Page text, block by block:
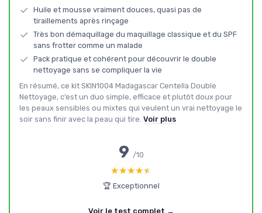
Huile et mousse vraiment douces, quasi pas de
tiraillements après rinçage
Très bon démaquillage du maquillage classique et du SPF
sans frotter comme un malade
Pack pratique et cohérent pour découvrir le double
nettoyage sans se compliquer la vie
En résumé, ce kit SKIN1004 Madagascar Centella Double
Nettoyage, c’est un duo simple, efficace et plutôt doux pour
les peaux sensibles ou mixtes qui veulent un vrai nettoyage le
soir sans finir avec la peau qui tire. Voir plus
9 /10
★★★★★
★★★★★
🏆 Exceptionnel
Voir le test complet →